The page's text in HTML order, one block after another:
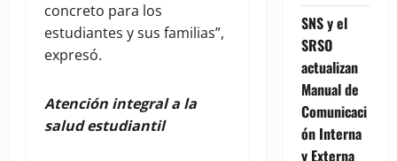
concreto para los
estudiantes y sus familias”,
expresó.
Atención integral a la
salud estudiantil
SNS y el
SRSO
actualizan
Manual de
Comunicaci
ón Interna
y Externa